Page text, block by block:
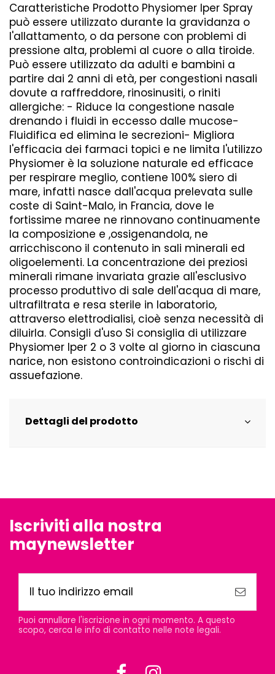
Caratteristiche Prodotto Physiomer Iper Spray
può essere utilizzato durante la gravidanza o
l'allattamento, o da persone con problemi di
pressione alta, problemi al cuore o alla tiroide.
Può essere utilizzato da adulti e bambini a
partire dai 2 anni di età, per congestioni nasali
dovute a raffreddore, rinosinusiti, o riniti
allergiche: - Riduce la congestione nasale
drenando i fluidi in eccesso dalle mucose-
Fluidifica ed elimina le secrezioni- Migliora
l'efficacia dei farmaci topici e ne limita l'utilizzo
Physiomer è la soluzione naturale ed efficace
per respirare meglio, contiene 100% siero di
mare, infatti nasce dall'acqua prelevata sulle
coste di Saint-Malo, in Francia, dove le
fortissime maree ne rinnovano continuamente
la composizione e ,ossigenandola, ne
arricchiscono il contenuto in sali minerali ed
oligoelementi. La concentrazione dei preziosi
minerali rimane invariata grazie all'esclusivo
processo produttivo di sale dell'acqua di mare,
ultrafiltrata e resa sterile in laboratorio,
attraverso elettrodialisi, cioè senza necessità di
diluirla. Consigli d'uso Si consiglia di utilizzare
Physiomer Iper 2 o 3 volte al giorno in ciascuna
narice, non esistono controindicazioni o rischi di
assuefazione.
Dettagli del prodotto
Iscriviti alla nostra
maynewsletter
Puoi annullare l'iscrizione in ogni momento. A questo
scopo, cerca le info di contatto nelle note legali.